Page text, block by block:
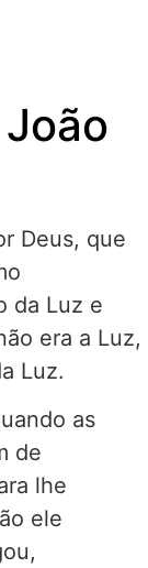
Deus, que
da Luz e
era a Luz,
Luz.
as
de
lhe
ele